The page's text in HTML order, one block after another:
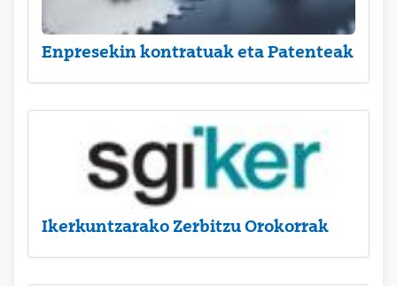
Enpresekin kontratuak eta Patenteak
Ikerkuntzarako Zerbitzu Orokorrak